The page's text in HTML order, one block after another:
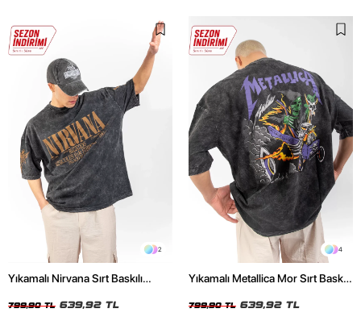
2
Yıkamalı Nirvana Sırt Baskılı
799,90 TL 639,92 TL
4
Yıkamalı Metallica Mor Sırt Baskılı
799,90 TL 639,92 TL